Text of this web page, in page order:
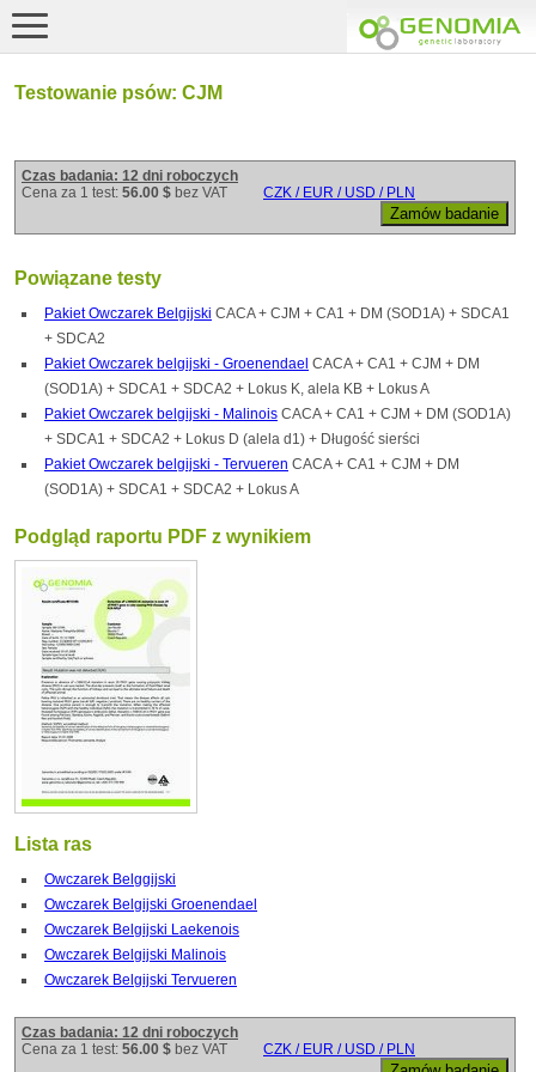
Testowanie psów: CJM
Czas badania: 12 dni roboczych
Cena za 1 test: 56.00 $ bez VAT CZK / EUR / USD / PLN
Powiązane testy
Pakiet Owczarek Belgijski CACA + CJM + CA1 + DM (SOD1A) + SDCA1
+ SDCA2
Pakiet Owczarek belgijski - Groenendael CACA + CA1 + CJM + DM
(SOD1A) + SDCA1 + SDCA2 + Lokus K, alela KB + Lokus A
Pakiet Owczarek belgijski - Malinois CACA + CA1 + CJM + DM (SOD1A)
+ SDCA1 + SDCA2 + Lokus D (alela d1) + Długość sierści
Pakiet Owczarek belgijski - Tervueren CACA + CA1 + CJM + DM
(SOD1A) + SDCA1 + SDCA2 + Lokus A
Podgląd raportu PDF z wynikiem
Lista ras
Owczarek Belggijski
Owczarek Belgijski Groenendael
Owczarek Belgijski Laekenois
Owczarek Belgijski Malinois
Owczarek Belgijski Tervueren
Czas badania: 12 dni roboczych
Cena za 1 test: 56.00 $ bez VAT CZK / EUR / USD / PLN